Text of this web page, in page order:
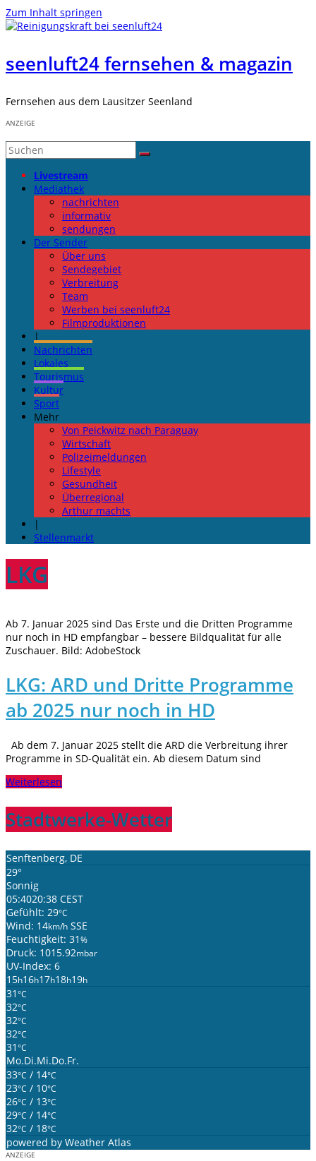
Zum Inhalt springen
seenluft24 fernsehen & magazin
Fernsehen aus dem Lausitzer Seenland
ANZEIGE
Livestream
Mediathek
nachrichten
informativ
sendungen
Der Sender
Über uns
Sendegebiet
Verbreitung
Team
Werben bei seenluft24
Filmproduktionen
|
Nachrichten
Lokales
Tourismus
Kultur
Sport
Mehr
Von Peickwitz nach Paraguay
Wirtschaft
Polizeimeldungen
Lifestyle
Gesundheit
Überregional
Arthur machts
|
Stellenmarkt
LKG
Ab 7. Januar 2025 sind Das Erste und die Dritten Programme
nur noch in HD empfangbar – bessere Bildqualität für alle
Zuschauer. Bild: AdobeStock
LKG: ARD und Dritte Programme
ab 2025 nur noch in HD
Ab dem 7. Januar 2025 stellt die ARD die Verbreitung ihrer
Programme in SD-Qualität ein. Ab diesem Datum sind
Weiterlesen
Stadtwerke-Wetter
Senftenberg, DE
29°
Sonnig
05:4020:38 CEST
Gefühlt: 29°C
Wind: 14km/h SSE
Feuchtigkeit: 31 %
Druck: 1015.92mbar
UV-Index: 6
15h16h17h18h19h
31 °C
32°C
32°C
32°C
31 °C
Mo.Di.Mi.Do.Fr.
33°C / 14°C
23°C / 10°C
26°C / 13°C
29°C / 14°C
32°C / 18°C
powered by Weather Atlas
ANZEIGE